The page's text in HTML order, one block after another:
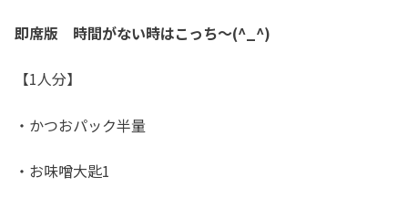
即席版 時間がない時はこっち～(^_^)
【1人分】
・かつおパック半量
・お味噌大匙1